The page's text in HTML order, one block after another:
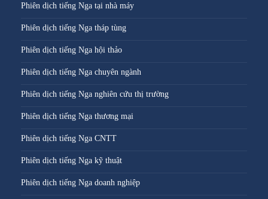
Phiên dịch tiếng Nga tại nhà máy
Phiên dịch tiếng Nga tháp tùng
Phiên dịch tiếng Nga hội thảo
Phiên dịch tiếng Nga chuyên ngành
Phiên dịch tiếng Nga nghiên cứu thị trường
Phiên dịch tiếng Nga thương mại
Phiên dịch tiếng Nga CNTT
Phiên dịch tiếng Nga kỹ thuật
Phiên dịch tiếng Nga doanh nghiệp